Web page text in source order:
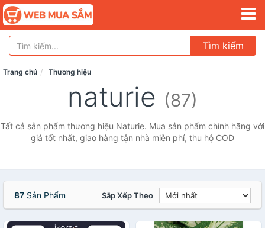
Tìm kiếm
Trang chủ Thương hiệu
naturie (87)
Tất cả sản phẩm thương hiệu Naturie. Mua sản phẩm chính hãng với
giá tốt nhất, giao hàng tận nhà miễn phí, thu hộ COD
87 Sản Phẩm Sắp Xếp Theo